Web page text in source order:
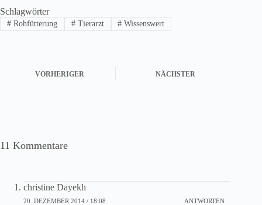
Schlagwörter
#Rohfütterung #Tierarzt # Wissenswert
VORHERIGER NÄCHSTER
11 Kommentare
christine Dayekh
20. DEZEMBER 2014 / 18:08 ANTWORTEN